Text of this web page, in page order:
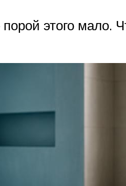
этого мало.